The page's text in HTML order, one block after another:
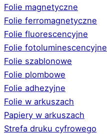
Folie magnetyczne
Folie ferromagnetyczne
Folie fluorescencyjne
Folie fotoluminescencyjne
Folie szablonowe
Folie plombowe
Folie adhezyjne
Folie w arkuszach
Papiery w arkuszach
Strefa druku cyfrowego